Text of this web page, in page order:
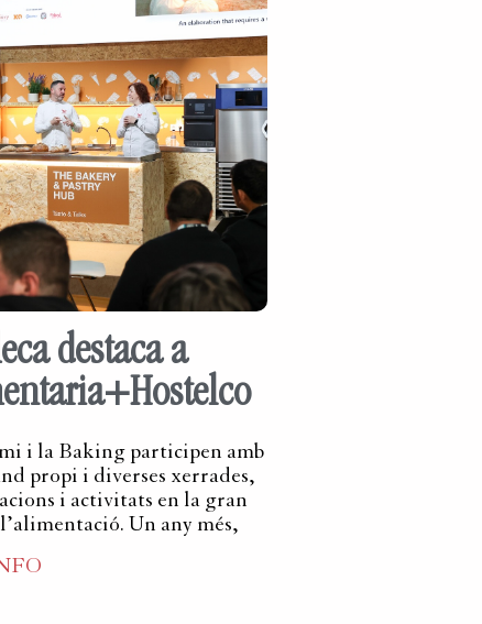
destaca a
i la Baking participen amb
propi i diverses xerrades,
i activitats en la gran
Un any més,